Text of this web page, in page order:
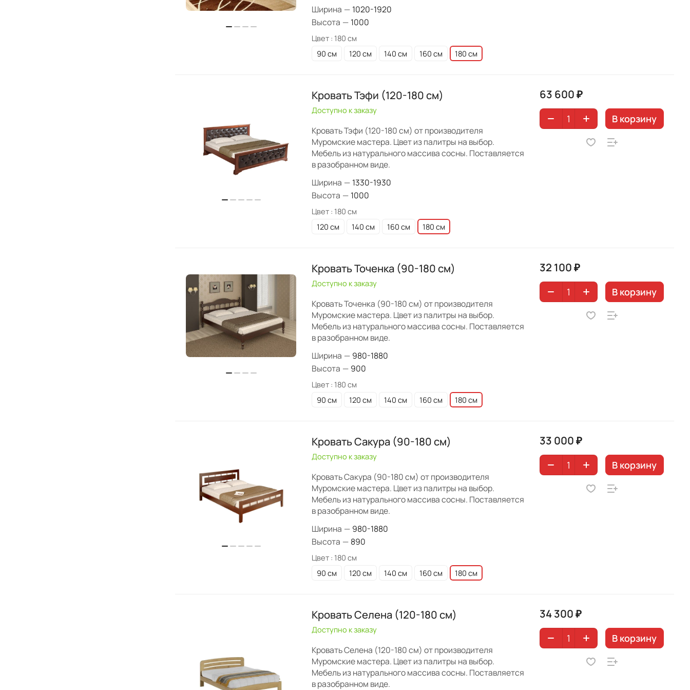
Ширина — 1020-1920
Высота — 1000
Цвет : 180 см
90 см
120 см 140 см 160 см 180 см
Кровать Тэфи (120-180 см)
Доступно к заказу
Кровать Тэфи (120-180 см) от производителя
Муромские мастера. Цвет из палитры на выбор.
Мебель из натурального массива сосны. Поставляется
в разобранном виде.
Ширина — 1330-1930
Высота — 1000
Цвет : 180 см
120 см
140 см 160 см 180 см
63 600 ₽
В корзину
Кровать Точенка (90-180 см)
Доступно к заказу
Кровать Точенка (90-180 см) от производителя
Муромские мастера. Цвет из палитры на выбор.
Мебель из натурального массива сосны. Поставляется
в разобранном виде.
Ширина — 980-1880
Высота — 900
Цвет : 180 см
90 см
120 см 140 см 160 см 180 см
32 100 ₽
В корзину
Кровать Сакура (90-180 см)
Доступно к заказу
Кровать Сакура (90-180 см) от производителя
Муромские мастера. Цвет из палитры на выбор.
Мебель из натурального массива сосны. Поставляется
в разобранном виде.
Ширина — 980-1880
Высота — 890
Цвет : 180 см
90 см
120 см 140 см 160 см 180 см
33 000 ₽
В корзину
Кровать Селена (120-180 см)
Доступно к заказу
Кровать Селена (120-180 см) от производителя
Муромские мастера. Цвет из палитры на выбор.
Мебель из натурального массива сосны. Поставляется
в разобранном виде.
34 300 ₽
В корзину